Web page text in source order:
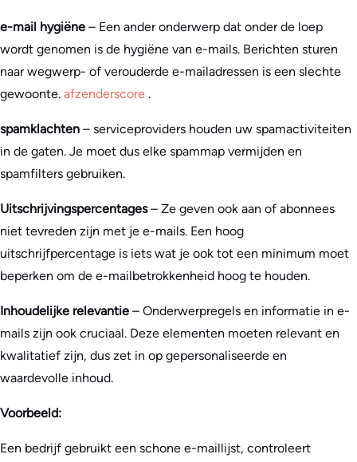
e-mail hygiëne – Een ander onderwerp dat onder de loep
wordt genomen is de hygiëne van e-mails. Berichten sturen
naar wegwerp- of verouderde e-mailadressen is een slechte
gewoonte. afzenderscore .
spamklachten – serviceproviders houden uw spamactiviteiten
in de gaten. Je moet dus elke spammap vermijden en
spamfilters gebruiken.
Uitschrijvingspercentages– Ze geven ook aan of abonnees
niet tevreden zijn met je e-mails. Een hoog
uitschrijfpercentage is iets wat je ook tot een minimum moet
beperken om de e-mailbetrokkenheid hoog te houden.
Inhoudelijke relevantie – Onderwerpregels en informatie in e-
mails zijn ook cruciaal. Deze elementen moeten relevant en
kwalitatief zijn, dus zet in op gepersonaliseerde en
waardevolle inhoud.
Voorbeeld:
Een bedrijf gebruikt een schone e-maillijst, controleert